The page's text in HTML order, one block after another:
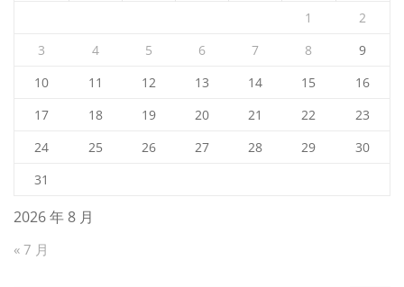
2026 年 8 月
1
2
3
4 5 6 7 8
9
10
11 12 13 14 15
16
17
18 19 20 21 22
23
24
25 26 27 28 29
30
31
« 7 月